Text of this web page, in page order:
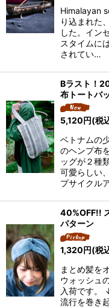
Himalayan
り込まれた
した。イン
スタイムに
されてい…
Bラスト！
布トートバ
5,120円(税
ベトナムの
のヘンプ布
ッグが２種
可愛らしい
プサイクル
40%OFF!!
パターン
1,320円(税
まとめ髪を
ウォッシュ
入荷です。
流行を巻き